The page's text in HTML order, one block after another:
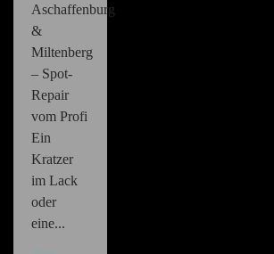
Aschaffenburg
&
Miltenberg
– Spot-
Repair
vom Profi
Ein
Kratzer
im Lack
oder
eine...